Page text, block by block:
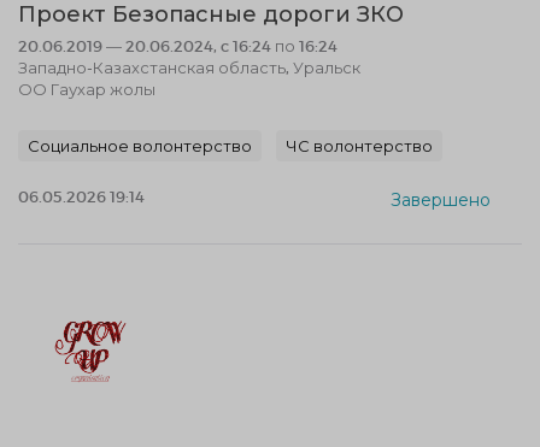
Проект Безопасные дороги ЗКО
20.06.2019 — 20.06.2024, c 16:24 по 16:24
Западно-Казахстанская область, Уральск
ОО Гаухар жолы
Социальное волонтерство ЧС волонтерство
06.05.2026 19:14 Завершено